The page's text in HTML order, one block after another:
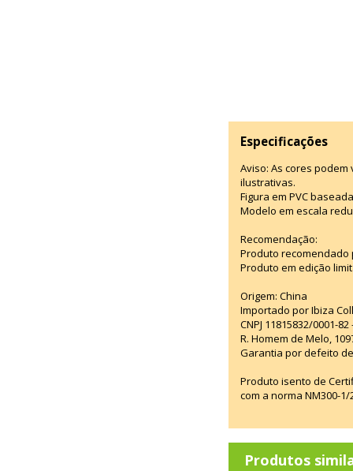
Especificações
Aviso: As cores
ilustrativas.
Figura em PVC
Modelo em escala
Recomendação:
Produto recomendado
Produto em edição
Origem: China
Importado por Ibiza
CNPJ 11815832/0001-
R. Homem de Melo,
Garantia por defeito
Produto isento de
com a norma NM300-
Produtos